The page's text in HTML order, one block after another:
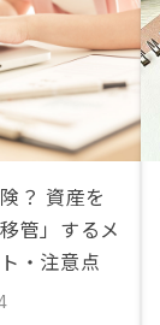
？ 資産を
管」するメ
・注意点